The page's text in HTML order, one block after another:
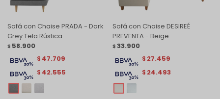
Sofá con Chaise PRADA - Dark
Grey Tela Rústica
$ 58.900
$ 42.555
$ 47.709
Sofá con Chaise DESIREÉ
PREVENTA - Beige
$ 33.900
$ 24.493
$ 27.459